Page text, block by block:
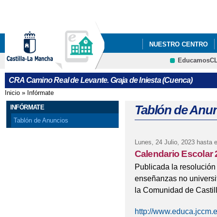
NUESTRO CENTRO
CRFP
CRA Camino Real de Levante. Graja de Iniesta (Cuenca)
Se encuentra usted aquí
Inicio » Infórmate
INFÓRMATE
Tablón de Anuncios
Tablón de
Lunes, 24 Julio, 2023hasta
Calendario Escolar
Publicada la
enseñanzas no
la Comunidad de
http://